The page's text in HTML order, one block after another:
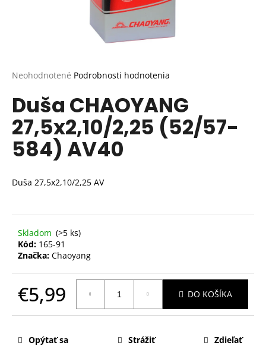
Priemerné
produktu
je
0,0
z
5
hviezdičiek.
Neohodnotené Podrobnosti hodnotenia
Duša CHAOYANG
27,5x2,10/2,25 (52/57-
584) AV40
Duša 27,5x2,10/2,25 AV
Skladom (>5 ks)
Kód: 165-91
Značka: Chaoyang
€5,99 DO KOŠÍKA
Opýtať sa Strážiť Zdieľať